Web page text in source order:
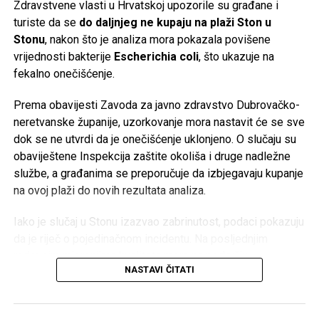
formiranje nove vlasničke strukture za taj segment.
Više od stoljeća tradicije
Korijeni Varte sežu u
nastao je od njemačkog izrazaVertrieb, Aufladung,
Reparatur transportabler Akkumulatoren(prodaja, punjenje
i popravka prenosnih akumulatora). Njene baterije koristio
je čak i poznati istraživačFridtjof Nansentokom polarnih
ekspedicija.
Međutim, historija kompanije ima i tamnu stranu. Početkom
20. stoljeća tadašnji proizvođač AFA preuzima industrijalac
kompanija je koristila prisilni rad logoraša i ratnih
zarobljenika u fabrikama akumulatora širom okupirane
Evrope, gdje su radili u izuzetno opasnim uslovima bez
Zdravstvene vlasti u Hrvatskoj upozorile su građane i
turiste da se do daljnjeg ne kupaju na plaži Ston u
Stonu, nakon što je analiza mora pokazala povišene
vrijednosti bakterije Escherichia coli, što ukazuje na
fekalno onečišćenje.
Prema obavijesti Zavoda za javno zdravstvo Dubrovačko-
neretvanske županije, uzorkovanje mora nastavit će se sve
dok se ne utvrdi da je onečišćenje uklonjeno. O slučaju su
obaviještene Inspekcija zaštite okoliša i druge nadležne
službe, a građanima se preporučuje da izbjegavaju kupanje
na ovoj plaži do novih rezultata analiza.
Iako je slučaj u Stonu izazvao zabrinutost, podaci pokazuju
redovnim mjerenjima kvaliteta mora na području
Dubrovačko-neretvanske županije bila je vrlo dobra – od
more izvrsne kakvoće, dok je plažaBilin žal u Lumbardi
NASTAVI ČITATI